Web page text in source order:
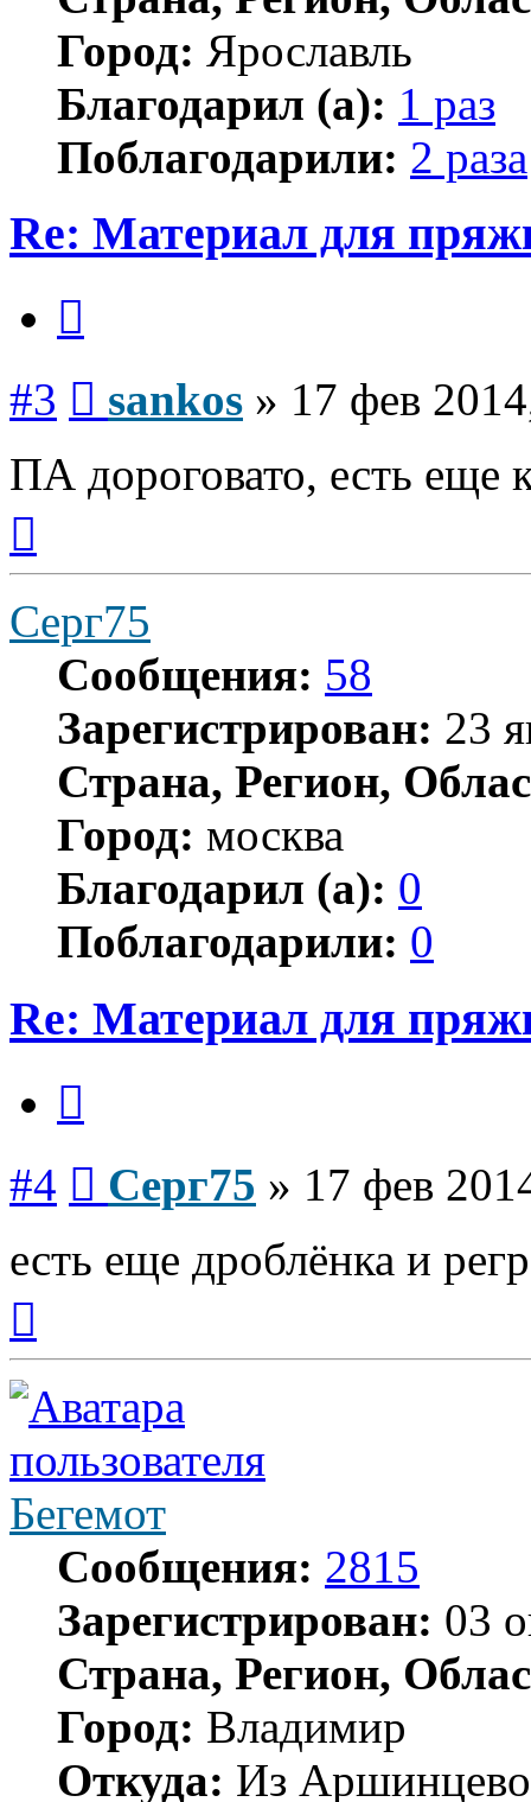
Город: Ярославль
Благодарил (а): 1 раз
Поблагодарили: 2 раза
Re: Материал для
#3 sankos » 17 фев
ПА дороговато, есть еще
началу
Серг75
Сообщения: 58
Зарегистрирован: 23
Страна, Регион,
Город: москва
Благодарил (а): 0
Поблагодарили: 0
Re: Материал для
#4 Серг75 » 17 фев
есть еще дроблёнка и
началу
Бегемот
Сообщения: 2815
Зарегистрирован: 03
Страна, Регион,
Город: Владимир
Откуда: Из